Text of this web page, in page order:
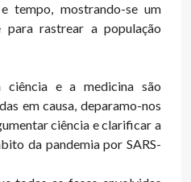
tempo, mostrando-se um
rastrear a população
e a medicina são
em causa, deparamo-nos
ciência e clarificar a
da pandemia por SARS-